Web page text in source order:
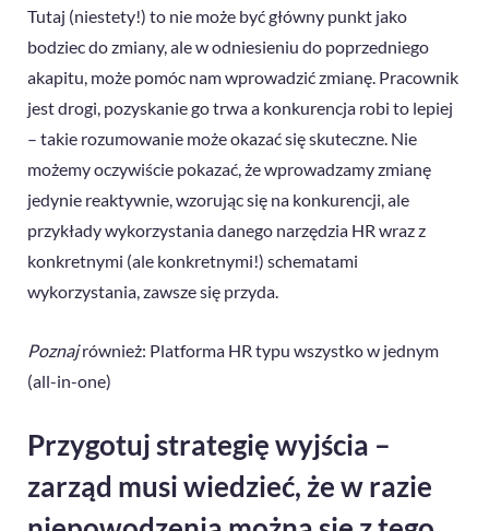
Tutaj (niestety!) to nie może być główny punkt jako
bodziec do zmiany, ale w odniesieniu do poprzedniego
akapitu, może pomóc nam wprowadzić zmianę. Pracownik
jest drogi, pozyskanie go trwa a konkurencja robi to lepiej
– takie rozumowanie może okazać się skuteczne. Nie
możemy oczywiście pokazać, że wprowadzamy zmianę
jedynie reaktywnie, wzorując się na konkurencji, ale
przykłady wykorzystania danego narzędzia HR wraz z
konkretnymi (ale konkretnymi!) schematami
wykorzystania, zawsze się przyda.
Poznajrównież: Platforma HR typu wszystko w jednym
(all-in-one)
Przygotuj strategię wyjścia –
zarząd musi wiedzieć, że w razie